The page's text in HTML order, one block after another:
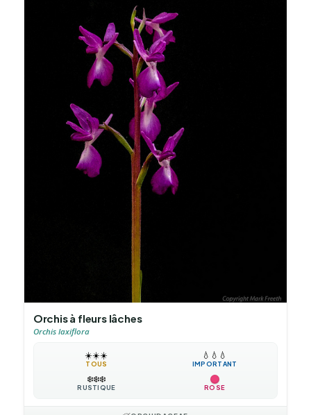
Orchis à fleurs lâches
Orchis laxiflora
☀️☀️☀️
TOUS
💧 💧 💧
IMPORTANT
❄️❄️❄️
RUSTIQUE ROSE